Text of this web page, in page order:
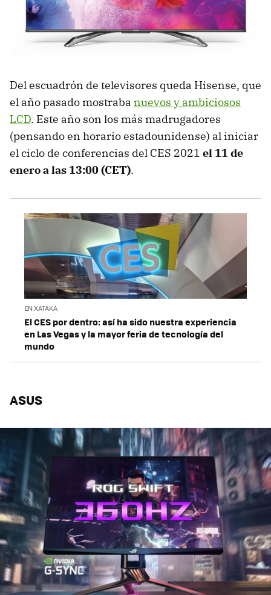
Del escuadrón de televisores queda Hisense, que
el año pasado mostraba nuevos y ambiciosos
LCD. Este año son los más madrugadores
(pensando en horario estadounidense) al iniciar
el ciclo de conferencias del CES 2021 el 11 de
enero a las 13:00 (CET).
EN XATAKA
El CES por dentro: así ha sido nuestra experiencia
en Las Vegas y la mayor feria de tecnología del
mundo
ASUS